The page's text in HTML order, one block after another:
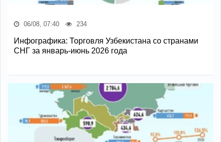
06/08, 07:40 234
Инфографика: Торговля Узбекистана со странами
СНГ за январь-июнь 2026 года